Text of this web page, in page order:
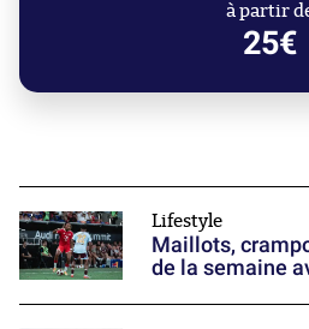
à partir
25€
Lifestyle
Maillots,
de la semaine